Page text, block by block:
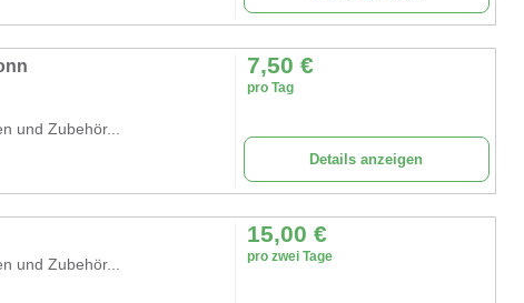
und Zubehör...
7,50 €
pro Tag
Details anzeigen
und Zubehör...
15,00 €
pro zwei Tage